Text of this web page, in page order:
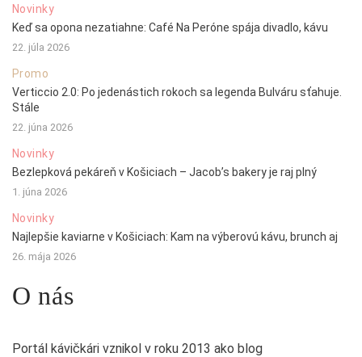
Novinky
Keď sa opona nezatiahne: Café Na Peróne spája divadlo, kávu
22. júla 2026
Promo
Verticcio 2.0: Po jedenástich rokoch sa legenda Bulváru sťahuje.
Stále
22. júna 2026
Novinky
Bezlepková pekáreň v Košiciach – Jacob’s bakery je raj plný
1. júna 2026
Novinky
Najlepšie kaviarne v Košiciach: Kam na výberovú kávu, brunch aj
26. mája 2026
O nás
Portál kávičkári vznikol v roku 2013 ako blog